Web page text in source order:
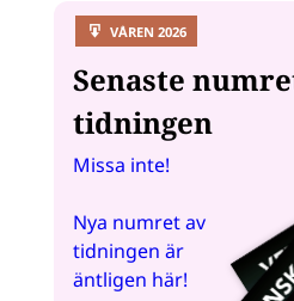
VÅREN 2026
Senaste
tidningen
Missa inte!
Nya numret av
tidningen är
äntligen här!